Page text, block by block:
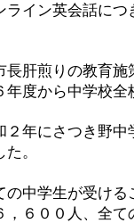
イン英会話につ
肝煎りの教育施
年度から中学校
年にさつき野中
。
中学生が受ける
，６００人、全